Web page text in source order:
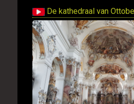
De kathedraal van